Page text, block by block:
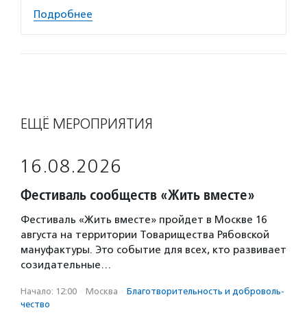
Подробнее
ЕЩЁ МЕРОПРИЯТИЯ
16.08.2026
Фестиваль сообществ «Жить вместе»
Фестиваль «Жить вместе» пройдет в Москве 16
августа на территории Товарищества Рябовской
мануфактуры. Это событие для всех, кто развивает
созидательные…
Начало: 12:00 · Москва · Благотвори­тель­ность и доброволь­
чест­во